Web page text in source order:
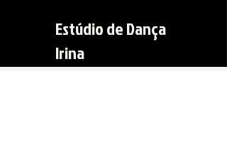
Estúdio de Dança
Irina